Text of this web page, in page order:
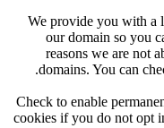
We provide you
our domain so
reasons we
domains. You
Check to enable
cookies if you do not